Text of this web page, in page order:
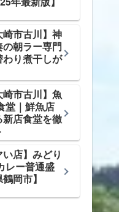
崎市古川】神
朝ラー専門
わり煮干しが
崎市古川】魚
堂｜鮮魚店
店食堂を徹
い店】みどり
レー普通盛
岡市】